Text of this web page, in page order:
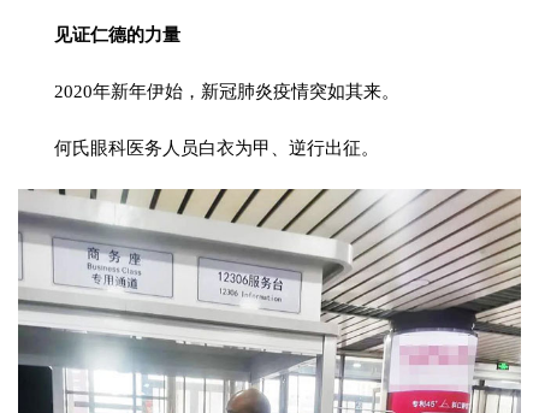
见证仁德的力量
2020年新年伊始，新冠肺炎疫情突如其来。
何氏眼科医务人员白衣为甲、逆行出征。